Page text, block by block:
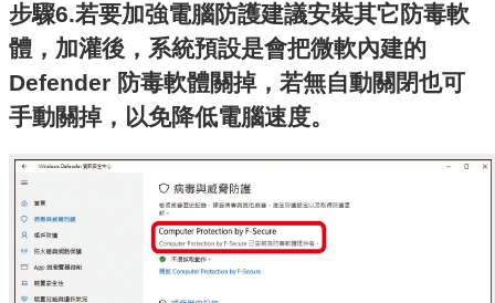
步驟6.若要加強電腦防護建議安裝其它防毒軟
體，加灌後，系統預設是會把微軟內建的
Defender 防毒軟體關掉，若無自動關閉也可
手動關掉，以免降低電腦速度。